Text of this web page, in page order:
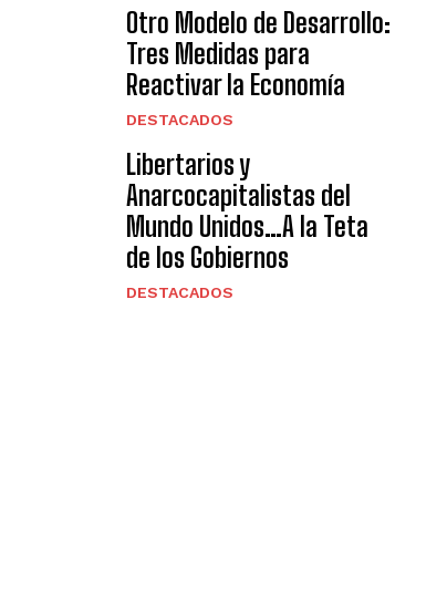
Otro Modelo de Desarrollo:
Tres Medidas para
Reactivar la Economía
DESTACADOS
Libertarios y
Anarcocapitalistas del
Mundo Unidos…A la Teta
de los Gobiernos
DESTACADOS